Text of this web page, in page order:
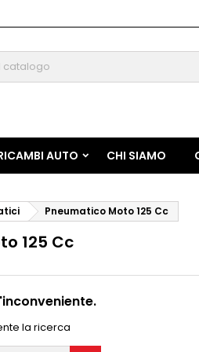
AUTO CHI SIAMO
Pneumatico Moto 125 Cc
125 Cc
la ricerca